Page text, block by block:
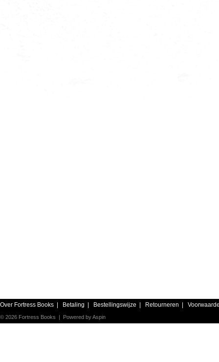
Over Fortress Books Betaling Bestellingswijze Retourneren
© 2026 Fortress Books | Powered byAspin